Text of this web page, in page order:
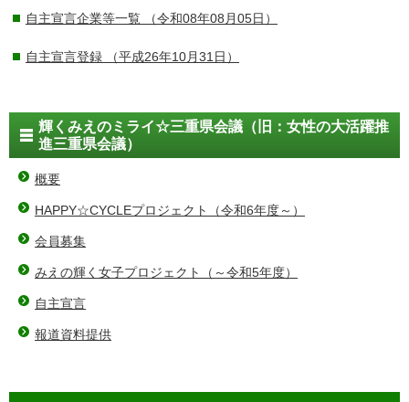
自主宣言企業等一覧 （令和08年08月05日）
自主宣言登録 （平成26年10月31日）
輝くみえのミライ☆三重県会議（旧：女性の大活躍推
進三重県会議）
概要
HAPPY☆CYCLEプロジェクト（令和6年度～）
会員募集
みえの輝く女子プロジェクト（～令和5年度）
自主宣言
報道資料提供